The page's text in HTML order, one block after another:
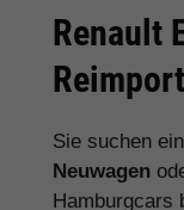
Renault
Sie suchen
Neuwagen
Hamburgcars